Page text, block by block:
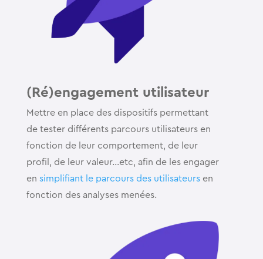
(Ré)engagement utilisateur
Mettre en place des dispositifs permettant
de tester différents parcours utilisateurs en
fonction de leur comportement, de leur
profil, de leur valeur…etc, afin de les engager
en simplifiant le parcours des utilisateurs en
fonction des analyses menées.